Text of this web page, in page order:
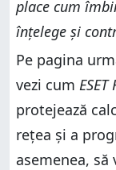
place cum
înțelege și
Pe pagina
vezi cum
protejează
rețea și a
asemenea, să